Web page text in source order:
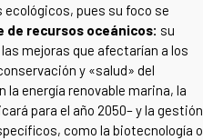
pues su foco se
de recursos oceánicos: su
mejoras que afectarían a los
y «salud» del
energía renovable marina, la
para el año 2050– y la gestión
como la biotecnología o